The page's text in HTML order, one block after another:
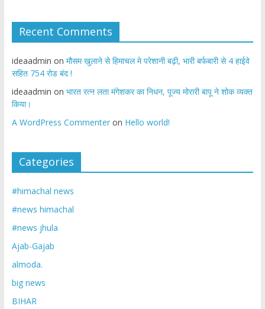
Recent Comments
ideaadmin on मौसम खुलाने से हिमाचल मे परेशानी बढ़ी, भारी बर्फबारी से 4 हाईवे
सहित 754 रोड बंद !
ideaadmin on भारत रत्न लता मंगेशकर का निधन, पूज्य मोरारी बापू ने शोक व्यक्त
किया।
A WordPress Commenteron Hello world!
Categories
#himachal news
#news himachal
#news jhula
Ajab-Gajab
almoda.
big news
BIHAR